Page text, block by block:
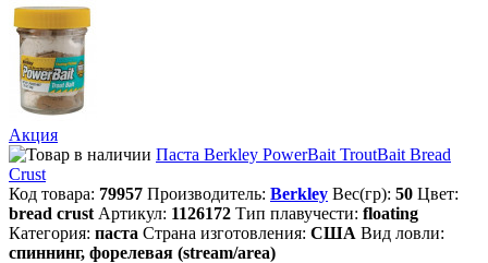
Акция
Паста Berkley PowerBait TroutBait Bread
Crust
Код товара: 79957 Производитель: Berkley Вес(гр): 50 Цвет:
bread crust Артикул: 1126172 Тип плавучести: floating
Категория: паста Страна изготовления: США Вид ловли:
спиннинг, форелевая (stream/area)